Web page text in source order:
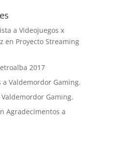
a Videojuegos x
en Proyecto Streaming
2017
Valdemordor Gaming.
Gaming.
Agradecimentos a